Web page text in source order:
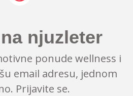
njuzleter
ponude wellness i
email adresu, jednom
Prijavite se.